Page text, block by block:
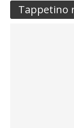
Tappetino